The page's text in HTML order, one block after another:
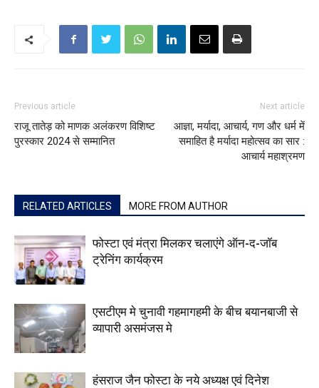
Previous article
राजू तातेड़ को माणक अलंकरण विशिष्ट
पुरस्कार 2024 से सम्मानित
Next article
आज्ञा, मर्यादा, आचार्य, गण और धर्म में
समाहित है मर्यादा महोत्सव का सार :
आचार्य महाश्रमण
RELATED ARTICLES MORE FROM AUTHOR
फोस्टा एवं मंत्रा मिलकर चलाएंगे ऑन-द-जॉब
ट्रेनिंग कार्यक्रम
एसटीएम मे चुनावी गहमागहमी के बीच बयानबाजी से
व्यापारी असमंजस मे
हंसराज जैन फोस्टा के नये अध्यक्ष एवं दिनेश